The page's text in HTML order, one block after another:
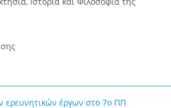
έργων στο 7ο ΠΠ